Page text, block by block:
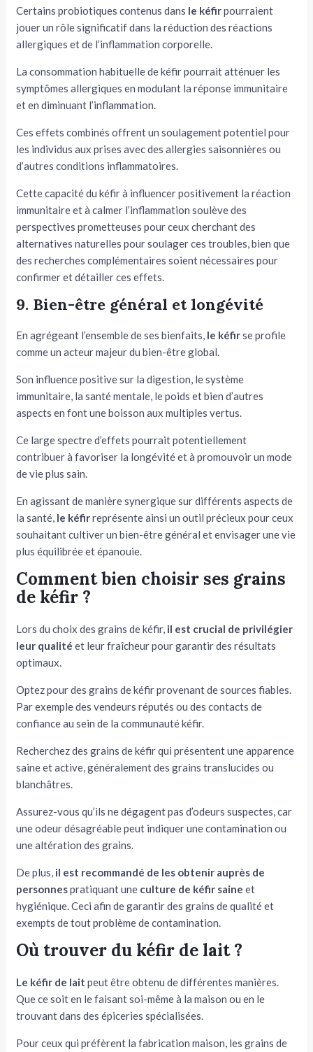
Certains probiotiques contenus dans le kéfirpourraient
jouer un rôle significatif dans la réduction des réactions
allergiques et de l’inflammation corporelle.
La consommation habituelle de kéfir pourrait atténuer les
symptômes allergiques en modulant la réponse immunitaire
et en diminuant l’inflammation.
Ces effets combinés offrent un soulagement potentiel pour
les individus aux prises avec des allergies saisonnières ou
d’autres conditions inflammatoires.
Cette capacité du kéfir à influencer positivement la réaction
immunitaire et à calmer l’inflammation soulève des
perspectives prometteuses pour ceux cherchant des
alternatives naturelles pour soulager ces troubles, bien que
des recherches complémentaires soient nécessaires pour
confirmer et détailler ces effets.
9. Bien-être général et longévité
En agrégeant l’ensemble de ses bienfaits, le kéfirse profile
comme un acteur majeur du bien-être global.
Son influence positive sur la digestion, le système
immunitaire, la santé mentale, le poids et bien d’autres
aspects en font une boisson aux multiples vertus.
Ce large spectre d’effets pourrait potentiellement
contribuer à favoriser la longévité et à promouvoir un mode
de vie plus sain.
En agissant de manière synergique sur différents aspects de
la santé, le kéfirreprésente ainsi un outil précieux pour ceux
souhaitant cultiver un bien-être général et envisager une vie
plus équilibrée et épanouie.
Comment bien choisir ses grains
de kéfir ?
Lors du choix des grains de kéfir, il est crucial de privilégier
leur qualité et leur fraîcheur pour garantir des résultats
optimaux.
Optez pour des grains de kéfir provenant de sources fiables.
Par exemple des vendeurs réputés ou des contacts de
confiance au sein de la communauté kéfir.
Recherchez des grains de kéfir qui présentent une apparence
saine et active, généralement des grains translucides ou
blanchâtres.
Assurez-vous qu’ils ne dégagent pas d’odeurs suspectes, car
une odeur désagréable peut indiquer une contamination ou
une altération des grains.
De plus, il est recommandé de les obtenir auprès de
personnespratiquant une culture de kéfir saine et
hygiénique. Ceci afin de garantir des grains de qualité et
exempts de tout problème de contamination.
Où trouver du kéfir de lait ?
Le kéfir de lait peut être obtenu de différentes manières.
Que ce soit en le faisant soi-même à la maison ou en le
trouvant dans des épiceries spécialisées.
Pour ceux qui préfèrent la fabrication maison, les grains de